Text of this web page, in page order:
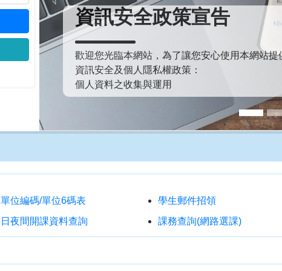
資訊安全政策宣告
歡迎您光臨本網站，為了讓您安心使用本網站
資訊安全及個人隱私權政策：
個人資料之收集與運用
單位編碼/單位6碼表 學生郵件招領
日夜間開課資料查詢
課務查詢(網路選課)